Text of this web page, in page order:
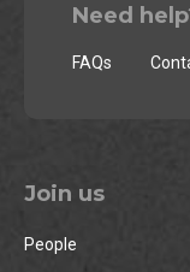
Need
FAQs
Join us
People